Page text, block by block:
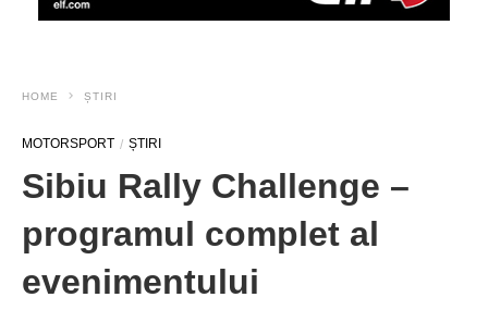
HOME ȘTIRI
MOTORSPORT ȘTIRI
Sibiu Rally Challenge –
programul complet al
evenimentului